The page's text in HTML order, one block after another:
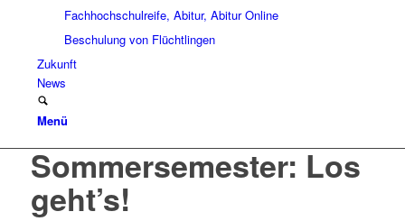
Fachhochschulreife, Abitur, Abitur Online
Beschulung von Flüchtlingen
Zukunft
News
Menü
Sommersemester: Los
geht’s!